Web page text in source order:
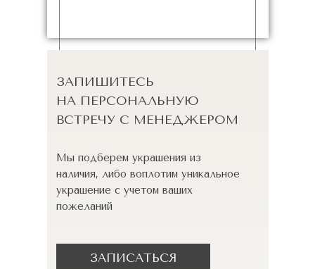
ЗАПИШИТЕСЬ
НА ПЕРСОНАЛЬНУЮ
ВСТРЕЧУ С МЕНЕДЖЕРОМ
Мы подберем украшения из
наличия, либо воплотим уникальное
украшение с учетом ваших
пожеланий
ЗАПИСАТЬСЯ